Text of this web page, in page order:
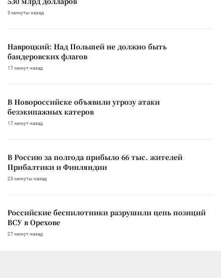
3 минуты назад
Навроцкий: Над Польшей не должно быть
бандеровских флагов
17 минут назад
В Новороссийске объявили угрозу атаки
безэкипажных катеров
17 минут назад
В Россию за полгода прибыло 66 тыс. жителей
Прибалтики и Финляндии
23 минуты назад
Российские беспилотники разрушили цепь позиций
ВСУ в Орехове
27 минут назад